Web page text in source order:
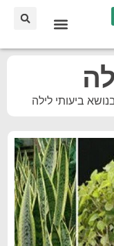
ביעותי לילה